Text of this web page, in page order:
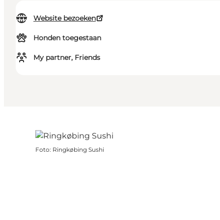
Website bezoeken
Honden toegestaan
My partner, Friends
Foto: Ringkøbing Sushi